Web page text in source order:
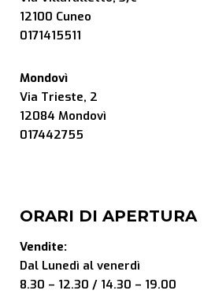
12100 Cuneo
0171415511
Mondovì
Via Trieste, 2
12084 Mondovì
017442755
ORARI DI APERTURA
Vendite:
Dal Lunedì al venerdì
8.30 – 12.30 / 14.30 – 19.00